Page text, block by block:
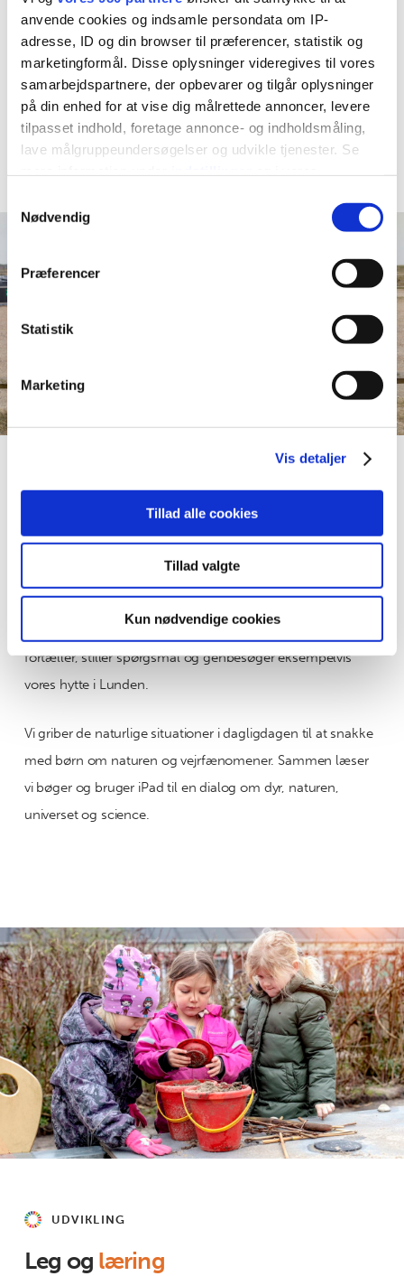
anvende cookies og indsamle persondata om IP-
adresse, ID og din browser til præferencer, statistik og
marketingformål. Disse oplysninger videregives til vores
samarbejdspartnere, der opbevarer og tilgår oplysninger
på din enhed for at vise dig målrettede annoncer, levere
tilpasset indhold, foretage annonce- og indholdsmåling,
lave målgruppeundersøgelser og udvikle tjenester. Se
tilbage eller ændre indstillinger fra vores
"Cookiedeklaration", eller ved at trykke på "Privacy
at analysere vores trafik. Vi deler også oplysninger om
for sociale medier, annonceringspartnere og
analysepartnere. Vores partnere kan kombinere disse
de har indsamlet fra din brug af deres tjenester.
Nødvendig
Præferencer
Statistik
Marketing
Vis detaljer
Tillad alle cookies
Tillad valgte
Kun nødvendige cookies
14.00-15.30 – Eftermiddagsmad
15.30-17.00 – Leg og aktiviteter på tværs af grupperne
17.00 - Børnehaven og vuggestuen lukker (Fredag dog
16.30)
Læs mere
Natureni fokus
Vi prioriterer, at børn tilegner sig mange forskellige
erfaringer med natur, naturfænomener og miljø.
Sammen med børnene er vi interesserede i naturen, vi
fortæller, stiller spørgsmål og genbesøger eksempelvis
vores hytte i Lunden.
Vi griber de naturlige situationer i dagligdagen til at snakke
med børn om naturen og vejrfænomener. Sammen læser
vi bøger og bruger iPad til en dialog om dyr, naturen,
universet og science.
UDVIKLING
Leg og læring